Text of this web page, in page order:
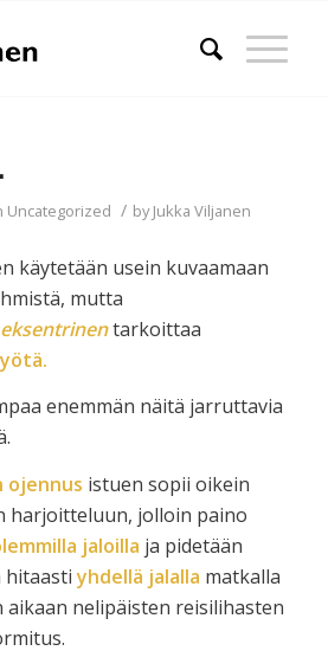
Uncategorized / byJukka Viljanen
käytetään usein kuvaamaan
mutta
eksentrinentarkoittaa
enemmän näitä jarruttavia
ojennus istuen sopii oikein
harjoitteluun, jolloin paino
jaloilla ja pidetään
hitaastiyhdellä jalalla matkalla
aikaan nelipäisten reisilihasten